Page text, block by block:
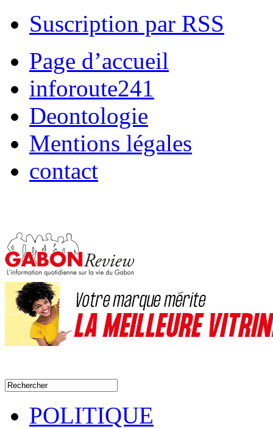
Suscription par RSS
Page d’accueil
inforoute241
Deontologie
Mentions légales
contact
POLITIQUE